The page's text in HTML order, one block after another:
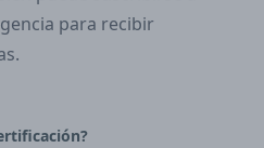
para recibir